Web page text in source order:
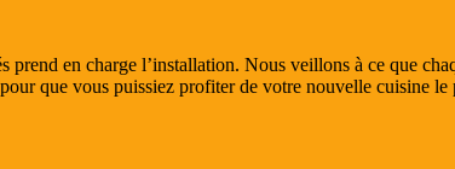
en charge l’installation. Nous veillons à ce que
que vous puissiez profiter de votre nouvelle cuisine le